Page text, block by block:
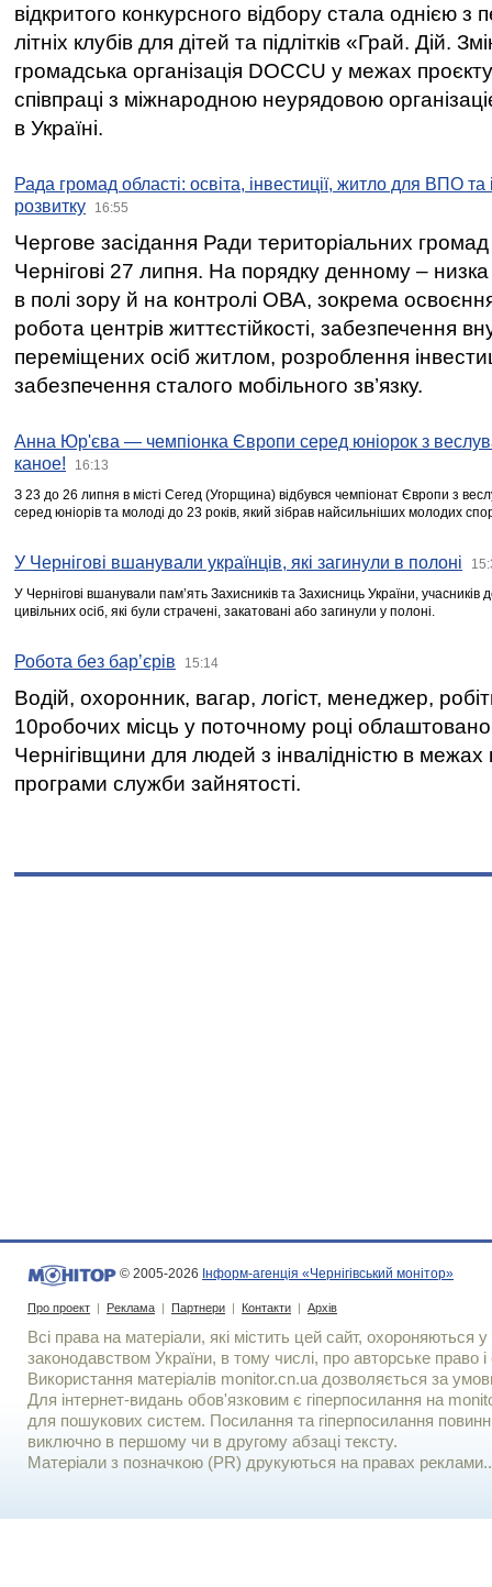
відкритого конкурсного відбору стала однією
літніх клубів для дітей та підлітків «Грай. Дій.
громадська організація DOCCU у межах
співпраці з міжнародною неурядовою
в Україні.
Рада громад області: освіта, інвестиції, житло для ВПО
розвитку
16:55
Чергове засідання Ради територіальних громад
Чернігові 27 липня. На порядку денному –
в полі зору й на контролі ОВА, зокрема освоєння
робота центрів життєстійкості, забезпечення
переміщених осіб житлом, розроблення
забезпечення сталого мобільного зв’язку.
Анна Юр'єва — чемпіонка Європи серед юніорок з
каное!
16:13
З 23 до 26 липня в місті Сегед (Угорщина) відбувся чемпіонат Європи з
серед юніорів та молоді до 23 років, який зібрав найсильніших молодих
У Чернігові вшанували українців, які загинули в полоні
У Чернігові вшанували пам’ять Захисників та Захисниць України,
цивільних осіб, які були страчені, закатовані або загинули у полоні.
Робота без бар’єрів 15:14
Водій, охоронник, вагар, логіст, менеджер,
10робочих місць у поточному році
Чернігівщини для людей з інвалідністю в межах
програми служби зайнятості.
© 2005-2026 Інформ-агенція «Чернігівський монітор»
Про проект | Реклама | Партнери | Контакти | Архів
Всі права на матеріали, які містить цей сайт, охороняються у
законодавством України, в тому числі, про авторське право і
Використання матерiалiв monitor.cn.ua дозволяється за
Для iнтернет-видань обов'язковим є гiперпосилання на
для пошукових систем. Посилання та гіперпосилання
виключно в першому чи в другому абзаці тексту.
Матеріали з позначкою (PR) друкуються на правах реклами..